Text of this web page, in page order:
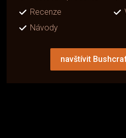
Recenze
Návody
navštívit